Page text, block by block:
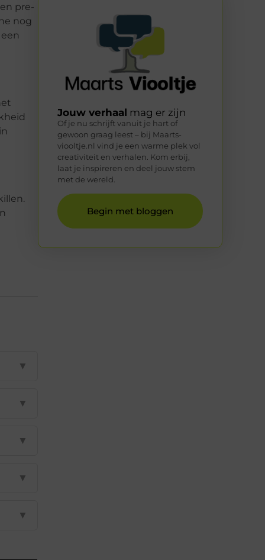
pre-
nog
▼
▼
▼
▼
▼
Jouw verhaal mag er zijn
Of je nu schrijft vanuit je hart of
gewoon graag leest – bij Maarts-
viooltje.nl vind je een warme plek vol
creativiteit en verhalen. Kom erbij,
laat je inspireren en deel jouw stem
met de wereld.
Begin met bloggen